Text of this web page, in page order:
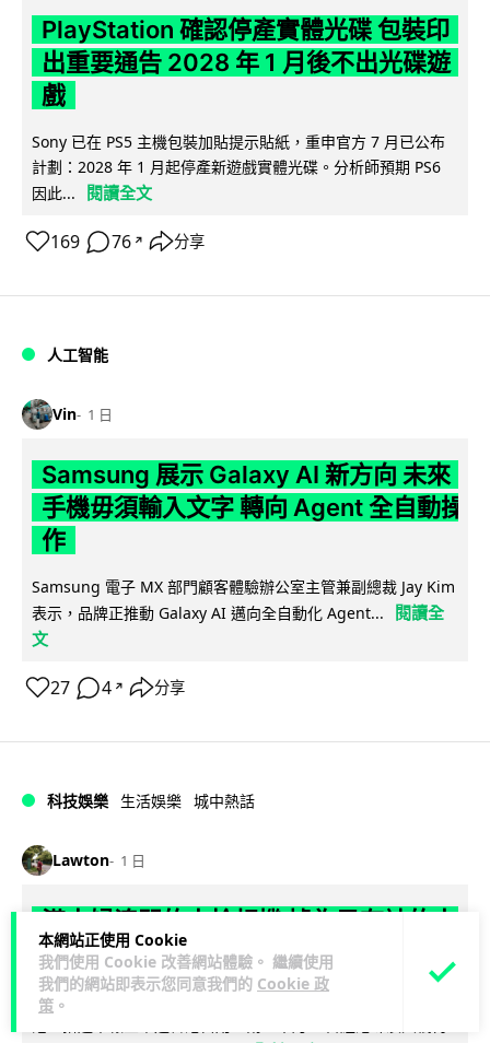
本網站正使用 Cookie
我們使用 Cookie 改善網站體驗。 繼續使用
我們的網站即表示您同意我們的 Cookie 政
策 。
PlayStation 確認停產實體光碟 包裝印
出重要通告 2028 年 1 月後不出光碟遊
戲
Sony 已在 PS5 主機包裝加貼提示貼紙，重申官方 7 月已公布
計劃：2028 年 1 月起停產新遊戲實體光碟。分析師預期 PS6
因此...
閱讀全文
169 76 ↗ 分享
人工智能
Vin 1 日
Samsung 展示 Galaxy AI 新方向 未來
手機毋須輸入文字 轉向 Agent 全自動操
作
Samsung 電子 MX 部門顧客體驗辦公室主管兼副總裁 Jay Kim
表示，品牌正推動 Galaxy AI 邁向全自動化 Agent...
閱讀全
文
27 4 ↗ 分享
科技娛樂 生活娛樂 城中熱話
Lawton 1 日
港夫婦澳門的士拾相機 據為己有被的士
Cam 睇到 2 個月後再入境被捕
一對香港夫婦今年 5 月遊澳門乘的士拾獲他人遺留相機及電